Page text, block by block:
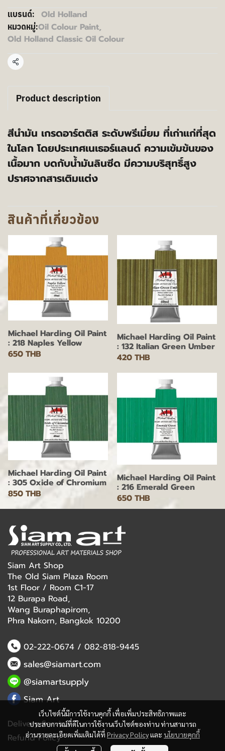
แบรนด์: Old Holland
หมวดหมู่:Oil Colour Paint,
Old Holland Classic Oil Colour
แชร์
Product description
สีนำมัน เกรดอาร์ตติส ระดับพรีเมี่ยม ที่เก่าแก่ที่สุด
ในโลก โดยประเทศเนเธอร์แลนด์ ความเข้มข้นของ
เนื้อมาก บดกับน้ำมันลินซีด มีความบริสุทธิ์สูง
ปราศจากสารเติมแต่ง
สินค้าที่เกี่ยวข้อง
Michael Harding Oil Paint
: 218 Naples Yellow
650 THB
Michael Harding Oil Paint
: 132 Italian Green Umber
420 THB
Michael Harding Oil Paint
: 305 Oxide of Chromium
850 THB
Michael Harding Oil Paint
: 216 Emerald Green
650 THB
เว็บไซต์นี้มีการใช้งานคุกกี้ เพื่อเพิ่มประสิทธิภาพและ
ประสบการณ์ที่ดีในการใช้งานเว็บไซต์ของท่าน ท่านสามารถ
อ่านรายละเอียดเพิ่มเติมได้ที่ Privacy Policyและ นโยบายคุกกี้
Siam Art Shop
The Old Siam Plaza Room
1st Floor / Room C1-17
12 Burapa Road,
Wang Buraphapirom,
Phra Nakorn, Bangkok 10200
02-222-0674/ 082-818-9445
sales@siamart.com
@siamartsupply
Siam Art
Delivery Service
Refund Policy